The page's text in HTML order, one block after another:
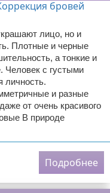
лицо, но и
Плотные и черные
а тонкие и
Человек с густыми
личность.
и разные
от очень красивого
В природе
Подробнее